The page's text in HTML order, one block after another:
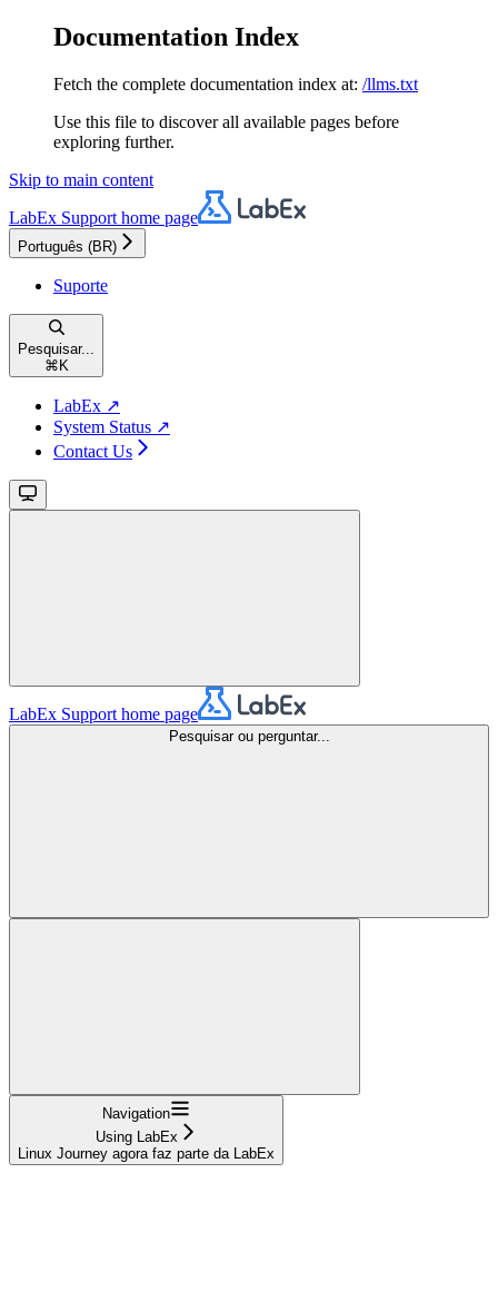
Documentation Index
Fetch the complete documentation index at: /llms.txt
Use this file to discover all available pages before
exploring further.
Skip to main content
LabEx Support home page
Português (BR)
Suporte
Pesquisar...
⌘ K
LabEx ↗
System Status ↗
Contact Us
LabEx Support home page
Pesquisar ou perguntar...
Navigation
Using LabEx
Linux Journey agora faz parte da LabEx